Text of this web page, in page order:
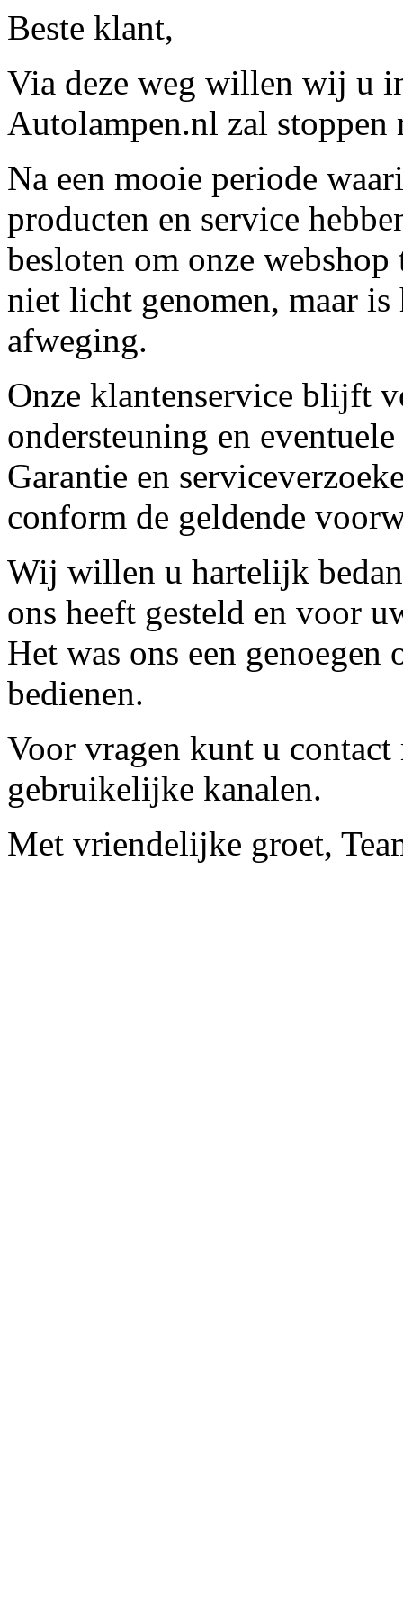
Beste klant,
Via deze weg willen wij u
Autolampen.nl zal stoppen
Na een mooie periode
producten en service
besloten om onze
niet licht genomen, maar
afweging.
Onze klantenservice blijft
ondersteuning en
Garantie en
conform de geldende
Wij willen u hartelijk
ons heeft gesteld en voor
Het was ons een
bedienen.
Voor vragen kunt u contact
gebruikelijke kanalen.
Met vriendelijke groet,